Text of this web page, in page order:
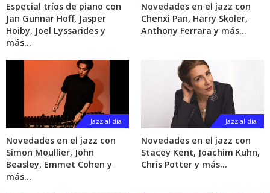
Especial tríos de piano con
Jan Gunnar Hoff, Jasper
Hoiby, Joel Lyssarides y
más…
Novedades en el jazz con
Chenxi Pan, Harry Skoler,
Anthony Ferrara y más…
Jazz al día
Novedades en el jazz con
Simon Moullier, John
Beasley, Emmet Cohen y
más…
Jazz al día
Novedades en el jazz con
Stacey Kent, Joachim Kuhn,
Chris Potter y más…